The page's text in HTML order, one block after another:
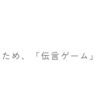
め、「伝言ゲーム」